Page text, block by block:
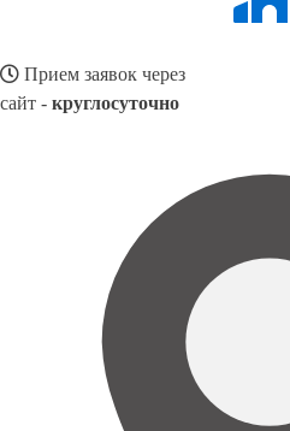
Прием заявок через
сайт - круглосуточно